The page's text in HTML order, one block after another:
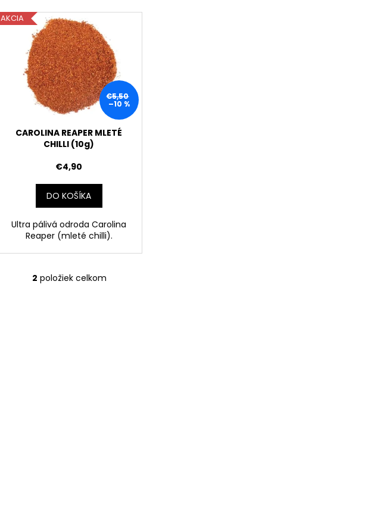
AKCIA
€5,50
–10 %
CAROLINA REAPER MLETÉ
CHILLI (10g)
€4,90
DO KOŠÍKA
Ultra pálivá odroda Carolina
Reaper (mleté chilli).
O
2 položiek celkom